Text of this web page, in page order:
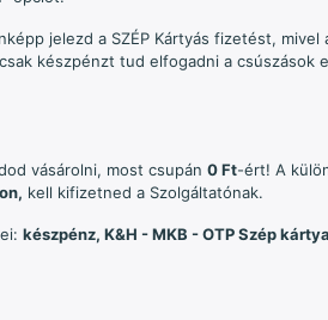
jelezd a SZÉP Kártyás fizetést, mivel
készpénzt tud elfogadni a csúszások
vásárolni, most csupán 0 Ft-ért! A
kell kifizetned a Szolgáltatónak.
készpénz, K&H - MKB - OTP Szép